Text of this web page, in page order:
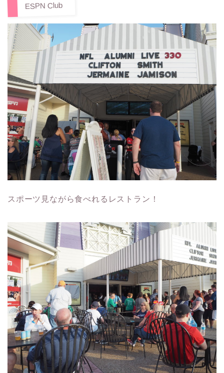
ESPN Club
スポーツ見ながら食べれるレストラン！